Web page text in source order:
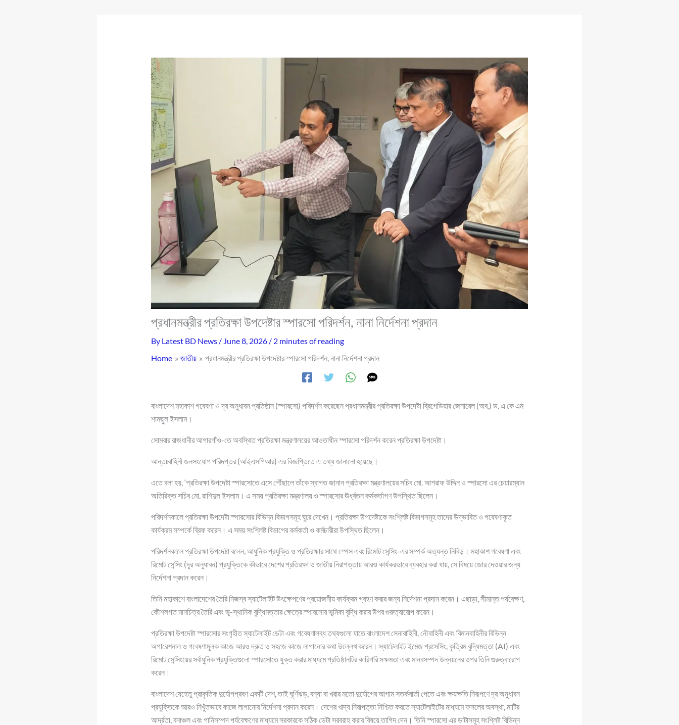
প্রধানমন্ত্রীর প্রতিরক্ষা উপদেষ্টার স্পারসো পরিদর্শন, নানা নির্দেশনা প্রদান
By Latest BD News / June 8, 2026 / 2 minutes of reading
Home
জাতীয় প্রধানমন্ত্রীর প্রতিরক্ষা উপদেষ্টার স্পারসো পরিদর্শন, নানা নির্দেশনা প্রদান
বাংলাদেশ মহাকাশ গবেষণা ও দূর অনুধাবন প্রতিষ্ঠান (স্পারসো) পরিদর্শন করেছেন প্রধানমন্ত্রীর প্রতিরক্ষা উপদেষ্টা ব্রিগেডিয়ার জেনারেল (অব.) ড. এ কে এম
শামছুল ইসলাম।
সোমবার রাজধানীর আগারগাঁও-তে অবস্থিত প্রতিরক্ষা মন্ত্রণালয়ের আওতাধীন স্পারসো পরিদর্শন করেন প্রতিরক্ষা উপদেষ্টা।
আন্তঃবাহিনী জনসংযোগ পরিদপ্তর (আইএসপিআর) এর বিজ্ঞপ্তিতে এ তথ্য জানানো হয়েছে।
এতে বলা হয়, ‘প্রতিরক্ষা উপদেষ্টা স্পারসোতে এসে পৌঁছালে তাঁকে স্বাগত জানান প্রতিরক্ষা মন্ত্রণালয়ের সচিব মো. আশরাফ উদ্দিন ও স্পারসো এর চেয়ারম্যান
অতিরিক্ত সচিব মো. রাশিদুল ইসলাম। এ সময় প্রতিরক্ষা মন্ত্রণালয় ও স্পারসোর ঊর্ধ্বতন কর্মকর্তাগণ উপস্থিত ছিলেন।
পরিদর্শনকালে প্রতিরক্ষা উপদেষ্টা স্পারসোর বিভিন্ন বিভাগসমূহ ঘুরে দেখেন। প্রতিরক্ষা উপদেষ্টাকে সংশ্লিষ্ট বিভাগসমূহ তাদের উদ্ভাবিত ও গবেষণাকৃত
কার্যক্রম সম্পর্কে ব্রিফ করেন। এ সময় সংশ্লিষ্ট বিভাগের কর্মকর্তা ও কর্মচারীরা উপস্থিত ছিলেন।
পরিদর্শনকালে প্রতিরক্ষা উপদেষ্টা বলেন, আধুনিক প্রযুক্তি ও প্রতিরক্ষার সাথে স্পেস এবং রিমোট সেন্সিং-এর সম্পর্ক অত্যন্ত নিবিড়। মহাকাশ গবেষণা এবং
রিমোট সেন্সিং (দূর অনুধাবন) প্রযুক্তিকে কীভাবে দেশের প্রতিরক্ষা ও জাতীয় নিরাপত্তায় আরও কার্যকরভাবে ব্যবহার করা যায়, সে বিষয়ে জোর দেওয়ার জন্য
নির্দেশনা প্রদান করেন।
তিনি মহাকাশে বাংলাদেশের তৈরি নিজস্ব স্যাটেলাইট উৎক্ষেপণের প্রয়োজনীয় কার্যক্রম গ্রহণ করার জন্য নির্দেশনা প্রদান করেন। এছাড়া, সীমান্ত পর্যবেক্ষণ,
কৌশলগত মানচিত্র তৈরি এবং ভূ-স্থানিক বুদ্ধিমত্তার ক্ষেত্রে স্পারসোর ভূমিকা বৃদ্ধি করার উপর গুরুত্বারোপ করেন।
প্রতিরক্ষা উপদেষ্টা স্পারসোর সংগৃহীত স্যাটেলাইট ডেটা এবং গবেষণালব্ধ তথ্যগুলো যাতে বাংলাদেশ সেনাবাহিনী, নৌবাহিনী এবং বিমানবাহিনীর বিভিন্ন
অপারেশনাল ও গবেষণামূলক কাজে আরও দ্রুত ও সহজে কাজে লাগানোর কথা উল্লেখ করেন। স্যাটেলাইট ইমেজ প্রসেসিং, কৃত্রিম বুদ্ধিমত্তা (AI) এবং
রিমোট সেন্সিংয়ের সর্বাধুনিক প্রযুক্তিগুলো স্পারসোতে যুক্ত করার মাধ্যমে প্রতিষ্ঠানটির কারিগরি সক্ষমতা এবং মানবসম্পদ উন্নয়নের ওপর তিনি গুরুত্বারোপ
করেন।
বাংলাদেশ যেহেতু প্রাকৃতিক দুর্যোগপ্রবণ একটি দেশ, তাই ঘূর্ণিঝড়, বন্যা বা খরার মতো দুর্যোগের আগাম সতর্কবার্তা পেতে এবং ক্ষয়ক্ষতি নিরূপণে দূর অনুধাবন
প্রযুক্তিকে আরও নিখুঁতভাবে কাজে লাগানোর নির্দেশনা প্রদান করেন। দেশের খাদ্য নিরাপত্তা নিশ্চিত করতে স্যাটেলাইটের মাধ্যমে ফসলের অবস্থা, মাটির
আর্দ্রতা, বনাঞ্চল এবং পানিসম্পদ পর্যবেক্ষণের মাধ্যমে সরকারকে সঠিক ডেটা সরবরাহ করার বিষয়ে তাগিদ দেন। তিনি স্পারসো এর ডাটাসমূহ সংশ্লিষ্ট বিভিন্ন